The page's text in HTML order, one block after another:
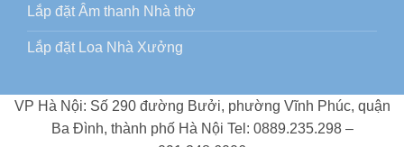
Lắp đặt Âm thanh Nhà thờ
Lắp đặt Loa Nhà Xưởng
VP Hà Nội: Số 290 đường Bưởi, phường Vĩnh Phúc, quận
Ba Đình, thành phố Hà Nội Tel: 0889.235.298 –